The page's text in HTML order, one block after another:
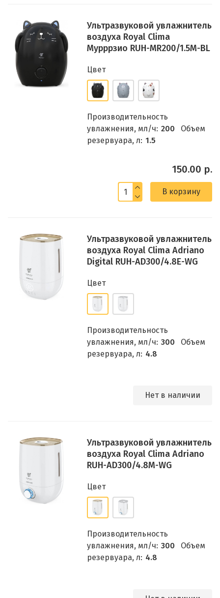
Ультразвуковой увлажнитель
воздуха Royal Clima
Мурррзио RUH-MR200/1.5M-BL
Цвет
Производительность
увлажнения, мл/ч: 200
Объем
резервуара, л: 1.5
150.00 р.
В корзину
Ультразвуковой увлажнитель
воздуха Royal Clima Adriano
Digital RUH-AD300/4.8E-WG
Цвет
Производительность
увлажнения, мл/ч: 300
Объем
резервуара, л: 4.8
Нет в наличии
Ультразвуковой увлажнитель
воздуха Royal Clima Adriano
RUH-AD300/4.8M-WG
Цвет
Производительность
увлажнения, мл/ч: 300
Объем
резервуара, л: 4.8